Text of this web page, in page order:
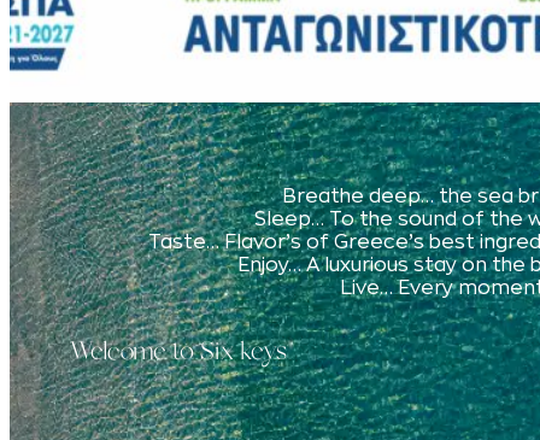
Breathe deep… the sea
Sleep… To the sound of the
Taste… Flavor’s of Greece’s best
Enjoy… A luxurious stay on the
Live… Every
Welcome to Six keys